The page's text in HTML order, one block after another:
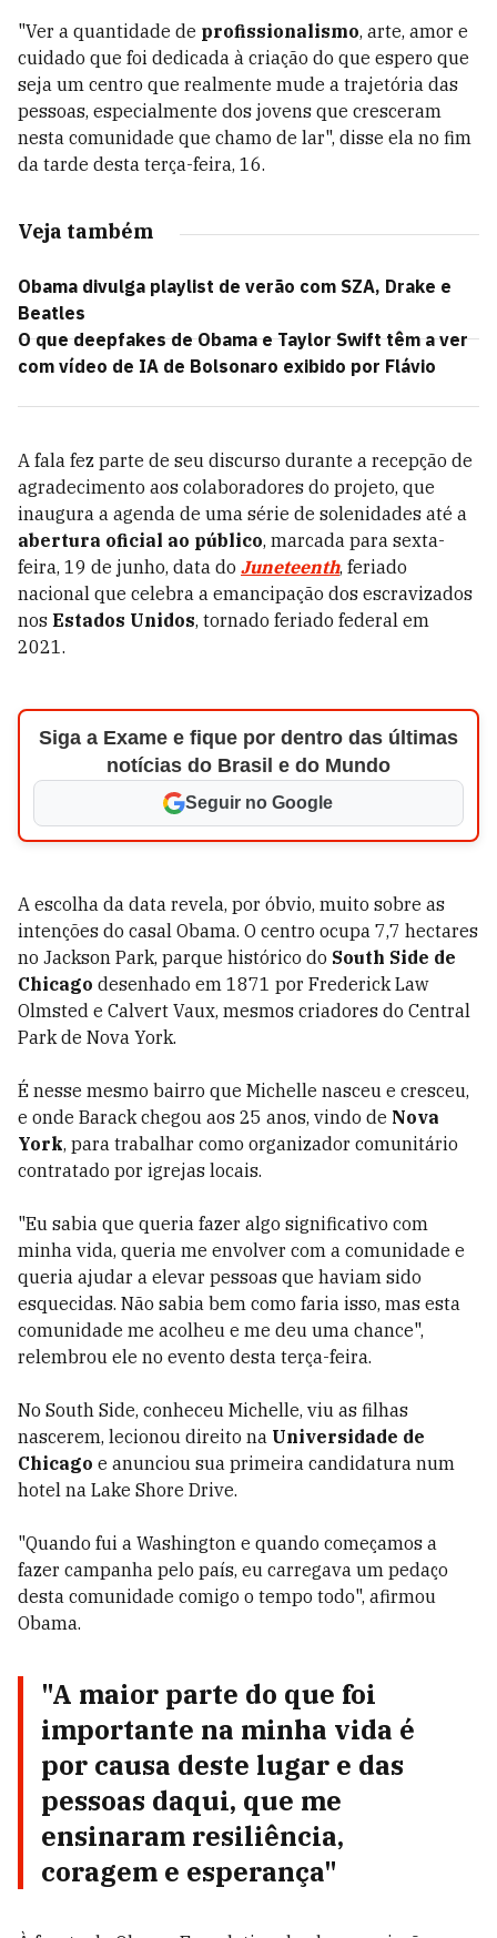
"Ver a quantidade de profissionalismo, arte, amor e
cuidado que foi dedicada à criação do que espero que
seja um centro que realmente mude a trajetória das
pessoas, especialmente dos jovens que cresceram
nesta comunidade que chamo de lar", disse ela no fim
da tarde desta terça-feira, 16.
Veja também
Obama divulga playlist de verão com SZA, Drake e
Beatles
O que deepfakes de Obama e Taylor Swift têm a ver
com vídeo de IA de Bolsonaro exibido por Flávio
A fala fez parte de seu discurso durante a recepção de
agradecimento aos colaboradores do projeto, que
inaugura a agenda de uma série de solenidades até a
abertura oficial ao público, marcada para sexta-
feira, 19 de junho, data do Juneteenth, feriado
nacional que celebra a emancipação dos escravizados
nos Estados Unidos, tornado feriado federal em
2021.
Siga a Exame e fique por dentro das últimas
notícias do Brasil e do Mundo
Seguir no Google
A escolha da data revela, por óbvio, muito sobre as
intenções do casal Obama. O centro ocupa 7,7 hectares
no Jackson Park, parque histórico do South Side de
Chicago desenhado em 1871 por Frederick Law
Olmsted e Calvert Vaux, mesmos criadores do Central
Park de Nova York.
É nesse mesmo bairro que Michelle nasceu e cresceu,
e onde Barack chegou aos 25 anos, vindo de Nova
York, para trabalhar como organizador comunitário
contratado por igrejas locais.
"Eu sabia que queria fazer algo significativo com
minha vida, queria me envolver com a comunidade e
queria ajudar a elevar pessoas que haviam sido
esquecidas. Não sabia bem como faria isso, mas esta
comunidade me acolheu e me deu uma chance",
relembrou ele no evento desta terça-feira.
No South Side, conheceu Michelle, viu as filhas
nascerem, lecionou direito na Universidade de
Chicago e anunciou sua primeira candidatura num
hotel na Lake Shore Drive.
"Quando fui a Washington e quando começamos a
fazer campanha pelo país, eu carregava um pedaço
desta comunidade comigo o tempo todo", afirmou
Obama.
"A maior parte do que foi
importante na minha vida é
por causa deste lugar e das
pessoas daqui, que me
ensinaram resiliência,
coragem e esperança"